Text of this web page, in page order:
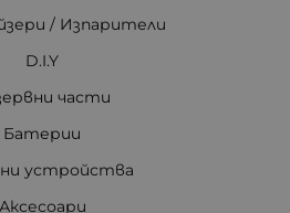
/ Изпарители
D.I.Y
части
Батерии
устройства
Аксесоари